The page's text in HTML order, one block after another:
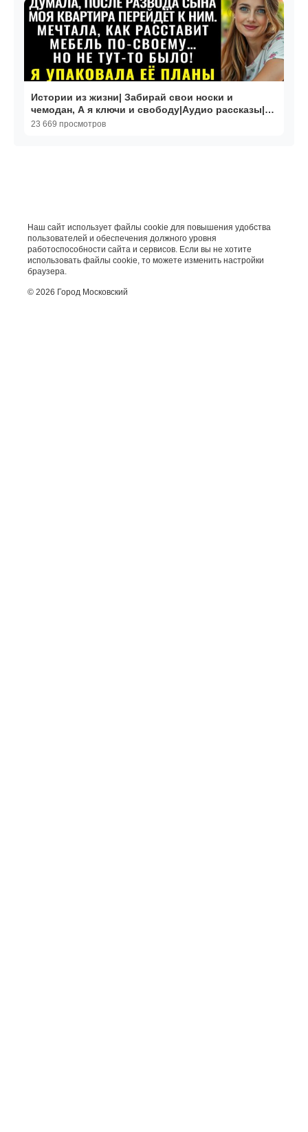
Истории из жизни| Забирай свои носки и
чемодан, А я ключи и свободу|Аудио рассказы|
Жизненные истории
23 669 просмотров
Наш сайт использует файлы cookie для повышения удобства
пользователей и обеспечения должного уровня
работоспособности сайта и сервисов. Если вы не хотите
использовать файлы cookie, то можете изменить настройки
браузера.
© 2026 Город Московский